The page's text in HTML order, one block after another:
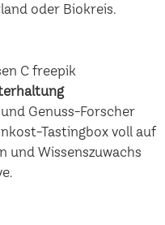
oder Biokreis.
Genuss-Forscher
Tastingbox voll auf
und Wissenszuwachs